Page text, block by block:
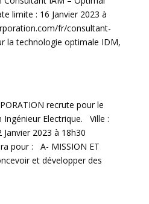
limite : 16 Janvier 2023 à
fr/consultant-
la technologie optimale IDM,
recrute pour le
Ingénieur Electrique. Ville :
Janvier 2023 à 18h30
pour : A- MISSION ET
et développer des